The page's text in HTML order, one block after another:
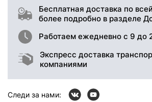
Бесплатная доставка по
более подробно в разделе
Работаем ежедневно с 9 до
Экспресс доставка
компаниями
Следи за нами: